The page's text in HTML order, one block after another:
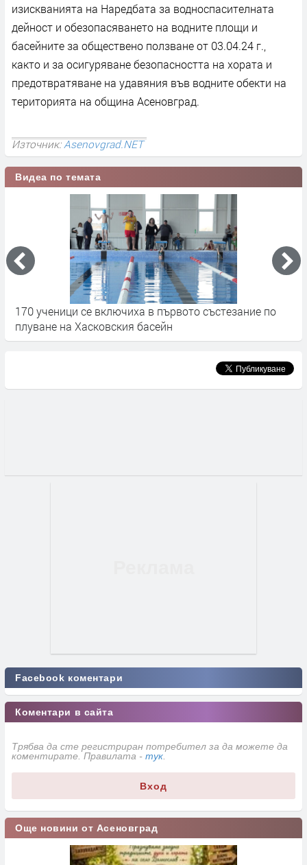
изискванията на Наредбата за водноспасителната
дейност и обезопасяването на водните площи и
басейните за обществено ползване от 03.04.24 г.,
както и за осигуряване безопасността на хората и
предотвратяване на удавяния във водните обекти на
територията на община Асеновград.
Източник:Asenovgrad.NET
Видеа по темата
170 ученици се включиха в първото състезание по
плуване на Хасковския басейн
Facebook коментари
Коментари в сайта
Трябва да сте регистриран потребител за да можете да
коментирате. Правилата - тук
Вход
Още новини от Асеновград